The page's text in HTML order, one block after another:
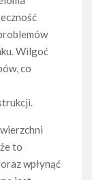
Wilgoć
co
to
wpłynąć